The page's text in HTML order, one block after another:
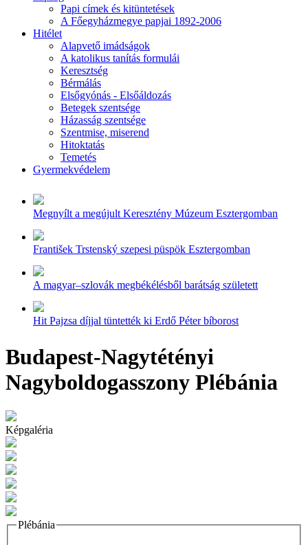
Papi címek és kitüntetések
A Főegyházmegye papjai 1892-2006
Hitélet
Alapvető imádságok
A katolikus tanítás formulái
Keresztség
Bérmálás
Elsőgyónás - Elsőáldozás
Betegek szentsége
Házasság szentsége
Szentmise, miserend
Hitoktatás
Temetés
Gyermekvédelem
Megnyílt a megújult Keresztény Múzeum Esztergomban
František Trstenský szepesi püspök Esztergomban
A magyar–szlovák megbékélésből barátság született
Hit Pajzsa díjjal tüntették ki Erdő Péter bíborost
Budapest-Nagytétényi
Nagyboldogasszony Plébánia
Képgaléria
Plébánia